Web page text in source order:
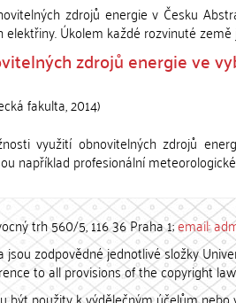
zdrojů energie v Česku
Úkolem každé rozvinuté země
zdrojů energie ve
fakulta,2014)
využití obnovitelných zdrojů
například profesionální
trh 560/5, 116 36 Praha 1;email:
zodpovědné jednotlivé složky
to all provisions of the copyright